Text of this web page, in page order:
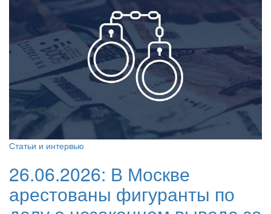
Статьи и интервью
26.06.2026: В Москве
арестованы фигуранты по